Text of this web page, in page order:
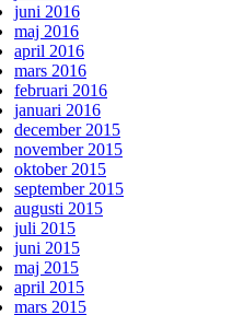
juni 2016
maj 2016
april 2016
mars 2016
februari 2016
januari 2016
december 2015
november 2015
oktober 2015
september 2015
augusti 2015
juli 2015
juni 2015
maj 2015
april 2015
mars 2015